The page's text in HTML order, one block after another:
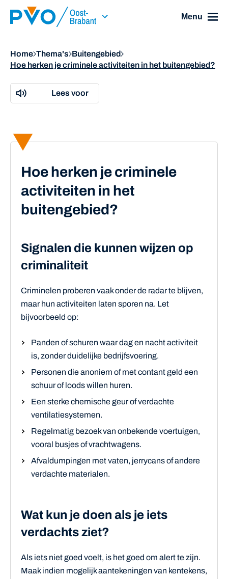
Skip Navigation or Skip to Content
Menu
Home Thema's
Buitengebied
Hoe herken je criminele activiteiten in het buitengebied?
Lees voor
Hoe herken je criminele
activiteiten in het
buitengebied?
Signalen die kunnen wijzen op
criminaliteit
Criminelen proberen vaak onder de radar te blijven,
maar hun activiteiten laten sporen na. Let
bijvoorbeeld op:
Panden of schuren waar dag en nacht activiteit
is, zonder duidelijke bedrijfsvoering.
Personen die anoniem of met contant geld een
schuur of loods willen huren.
Een sterke chemische geur of verdachte
ventilatiesystemen.
Regelmatig bezoek van onbekende voertuigen,
vooral busjes of vrachtwagens.
Afvaldumpingen met vaten, jerrycans of andere
verdachte materialen.
Wat kun je doen als je iets
verdachts ziet?
Als iets niet goed voelt, is het goed om alert te zijn.
Maak indien mogelijk aantekeningen van kentekens,